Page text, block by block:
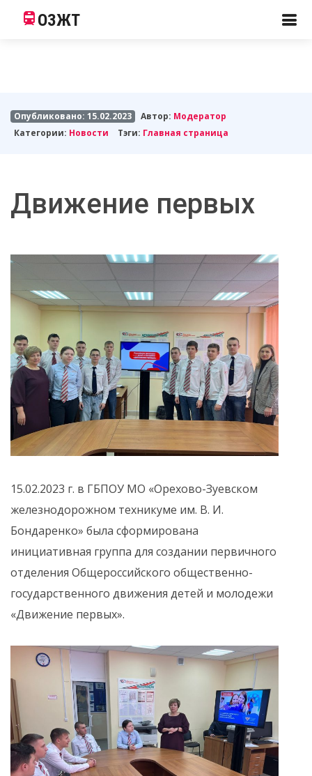
ОЗЖТ
Опубликовано: 15.02.2023 Автор: Модератор
Категории: Новости Тэги: Главная страница
Движение первых
15.02.2023 г. в ГБПОУ МО «Орехово-Зуевском
железнодорожном техникуме им. В. И.
Бондаренко» была сформирована
инициативная группа для создании первичного
отделения Общероссийского общественно-
государственного движения детей и молодежи
«Движение первых».